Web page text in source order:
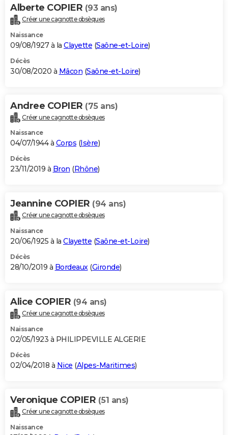
Alberte COPIER (93 ans)
Créer une cagnotte obsèques
Naissance
09/08/1927 à la Clayette (Saône-et-Loire)
Décès
30/08/2020 à Mâcon (Saône-et-Loire)
Andree COPIER (75 ans)
Créer une cagnotte obsèques
Naissance
04/07/1944 à Corps (Isère)
Décès
23/11/2019 à Bron (Rhône)
Jeannine COPIER (94 ans)
Créer une cagnotte obsèques
Naissance
20/06/1925 à la Clayette (Saône-et-Loire)
Décès
28/10/2019 à Bordeaux(Gironde)
Alice COPIER (94 ans)
Créer une cagnotte obsèques
Naissance
02/05/1923 à PHILIPPEVILLE ALGERIE
Décès
02/04/2018 à Nice (Alpes-Maritimes)
Veronique COPIER (51 ans)
Créer une cagnotte obsèques
Naissance